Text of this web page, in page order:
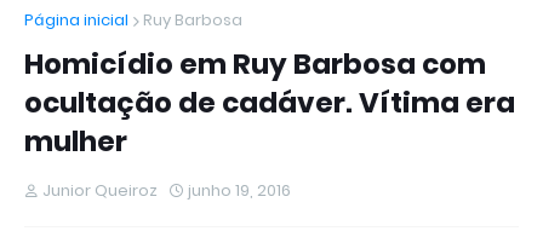
Página inicial
Ruy Barbosa
Homicídio em Ruy Barbosa com
ocultação de cadáver. Vítima era
mulher
Junior Queiroz junho 19, 2016